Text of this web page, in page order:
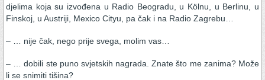
djelima koja su izvođena u Radio Beogradu, u Kölnu, u Berlinu, u
Finskoj, u Austriji, Mexico Cityu, pa čak i na Radio Zagrebu…
– … nije čak, nego prije svega, molim vas…
– … dobili ste puno svjetskih nagrada. Znate što me zanima? Može
li se snimiti tišina?